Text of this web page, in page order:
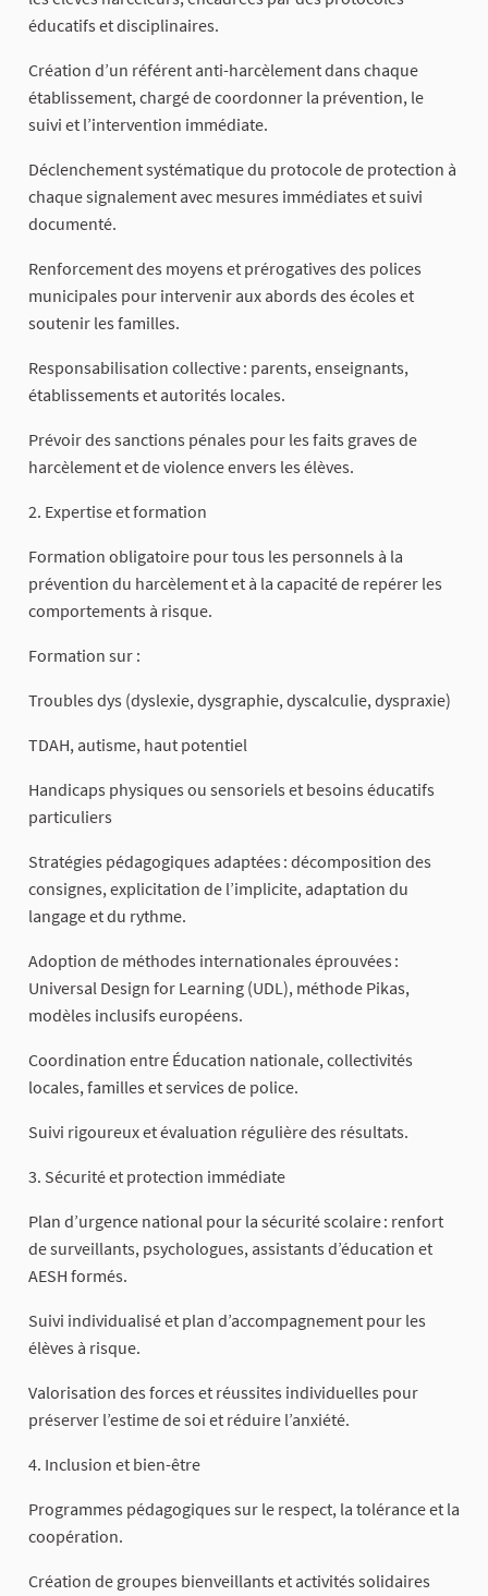
éducatifs et disciplinaires.
Création d’un référent anti-harcèlement dans chaque
établissement, chargé de coordonner la prévention, le
suivi et l’intervention immédiate.
Déclenchement systématique du protocole de protection à
chaque signalement avec mesures immédiates et suivi
documenté.
Renforcement des moyens et prérogatives des polices
municipales pour intervenir aux abords des écoles et
soutenir les familles.
Responsabilisation collective : parents, enseignants,
établissements et autorités locales.
Prévoir des sanctions pénales pour les faits graves de
harcèlement et de violence envers les élèves.
2. Expertise et formation
Formation obligatoire pour tous les personnels à la
prévention du harcèlement et à la capacité de repérer les
comportements à risque.
Formation sur :
Troubles dys (dyslexie, dysgraphie, dyscalculie, dyspraxie)
TDAH, autisme, haut potentiel
Handicaps physiques ou sensoriels et besoins éducatifs
particuliers
Stratégies pédagogiques adaptées : décomposition des
consignes, explicitation de l’implicite, adaptation du
langage et du rythme.
Adoption de méthodes internationales éprouvées :
Universal Design for Learning (UDL), méthode Pikas,
modèles inclusifs européens.
Coordination entre Éducation nationale, collectivités
locales, familles et services de police.
Suivi rigoureux et évaluation régulière des résultats.
3. Sécurité et protection immédiate
Plan d’urgence national pour la sécurité scolaire : renfort
de surveillants, psychologues, assistants d’éducation et
AESH formés.
Suivi individualisé et plan d’accompagnement pour les
élèves à risque.
Valorisation des forces et réussites individuelles pour
préserver l’estime de soi et réduire l’anxiété.
4. Inclusion et bien-être
Programmes pédagogiques sur le respect, la tolérance et la
coopération.
Création de groupes bienveillants et activités solidaires